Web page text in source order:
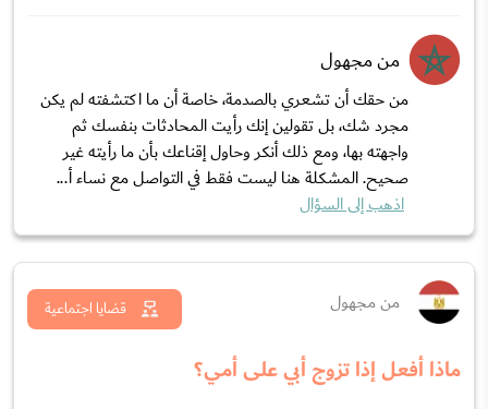
من مجهول
من حقك أن تشعري بالصدمة، خاصة أن ما اكتشفته لم يكن
مجرد شك، بل تقولين إنك رأيت المحادثات بنفسك ثم
واجهته بها، ومع ذلك أنكر وحاول إقناعك بأن ما رأيته غير
صحيح. المشكلة هنا ليست فقط في التواصل مع نساء أ...
اذهب إلى السؤال
من مجهول
ماذا أفعل إذا تزوج أبي على أمي؟
قضايا اجتماعية